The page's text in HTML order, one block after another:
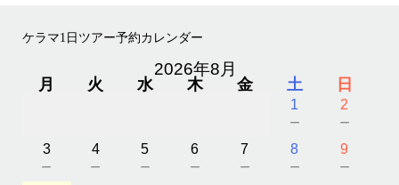
ケラマ1日ツアー予約カレンダー
2026年8月
月 火 水 木 金 土 日
1
－
2
－
3
－
4
－
5
－
6
－
7
－
8
－
9
－